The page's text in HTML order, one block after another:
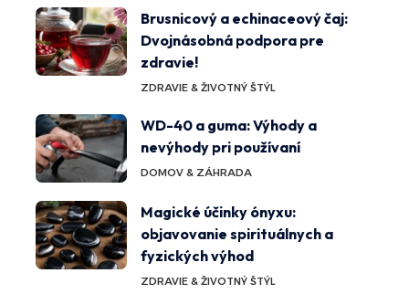
Brusnicový a echinaceový čaj:
Dvojnásobná podpora pre
zdravie!
ZDRAVIE & ŽIVOTNÝ ŠTÝL
WD-40 a guma: Výhody a
nevýhody pri používaní
DOMOV & ZÁHRADA
Magické účinky ónyxu:
objavovanie spirituálnych a
fyzických výhod
ZDRAVIE & ŽIVOTNÝ ŠTÝL